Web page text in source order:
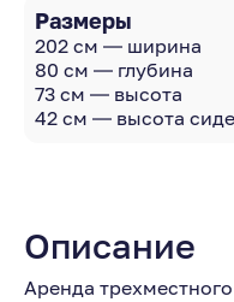
Размеры
202 см — ширина
80 см — глубина
73 см — высота
42 см — высота
Описание
Аренда